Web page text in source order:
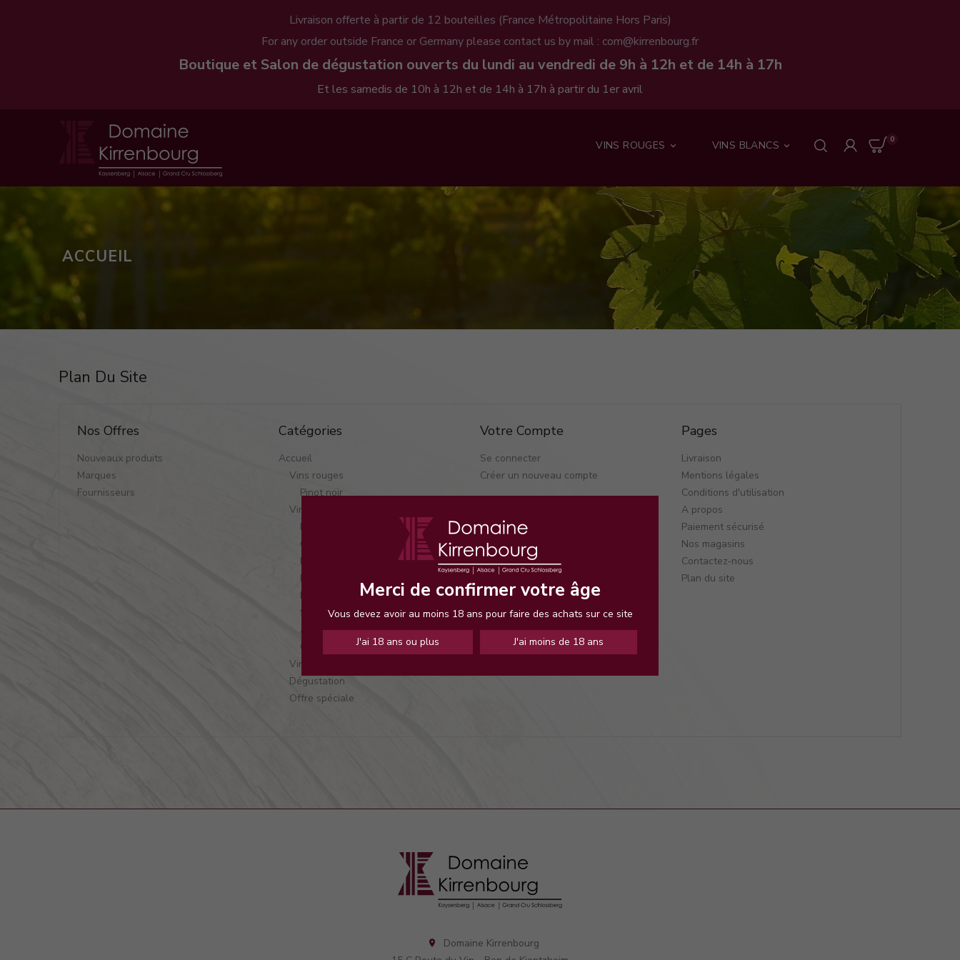
Merci de confirmer votre âge
Vous devez avoir au moins 18 ans pour faire des achats sur ce site
J'ai 18 ans ou plus J'ai moins de 18 ans
Livraison offerte à partir de 12 bouteilles (France Métropolitaine Hors Paris)
For any order outside France or Germany please contact us by mail : com@kirrenbourg.fr
Boutique et Salon de dégustation ouverts du lundi au vendredi de 9h à 12h et de 14h à 17h
Et les samedis de 10h à 12h et de 14h à 17h à partir du 1er avril
0

VINS ROUGES 
VINS BLANCS
ACCUEIL
Plan Du Site
Nos Offres
Nouveaux produits
Marques
Fournisseurs
Catégories
Accueil
Vins rouges
Pinot noir
Vins blancs
Muscat
Gewurztraminer
Pinot gris
Pinot blanc
Riesling
Sylvaner
Alsace
Offre spéciale
Vins de macération
Dégustation
Offre spéciale
Votre Compte
Se connecter
Créer un nouveau compte
Pages
Livraison
Mentions légales
Conditions d'utilisation
A propos
Paiement sécurisé
Nos magasins
Contactez-nous
Plan du site

Domaine Kirrenbourg